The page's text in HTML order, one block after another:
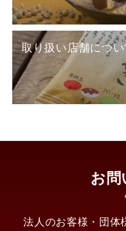
取り扱い店舗につ
お問
法人のお客様・団体